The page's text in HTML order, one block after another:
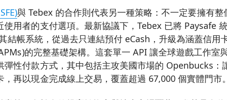
與 Tebex 的合作則代表另一種策略：不一定要擁有整
使用者的支付選項。最新協議下，Tebex 已將 Paysafe
結帳系統，從過去只連結預付 eCash，升級為涵蓋信用
的完整基礎架構。這套單一 API 讓全球遊戲工作室
彈性付款方式，其中包括主攻美國市場的 Openbucks：
再以現金完成線上交易，覆蓋超過 67,000 個實體門市。